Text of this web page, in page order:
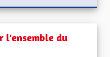
l'ensemble du